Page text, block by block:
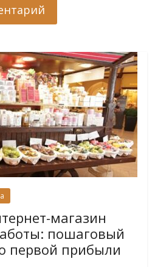
магазин
пошаговый
первой прибыли